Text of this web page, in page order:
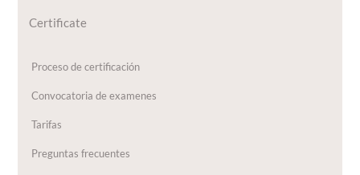
Certificate
Proceso de certificación
Convocatoria de examenes
Tarifas
Preguntas frecuentes